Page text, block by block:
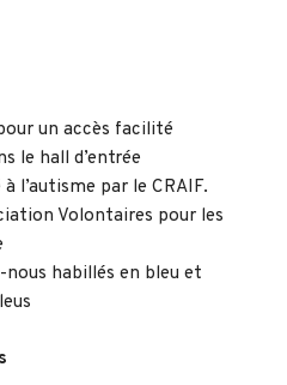
un accès facilité
le hall d’entrée
l’autisme par le CRAIF.
Volontaires pour les
habillés en bleu et